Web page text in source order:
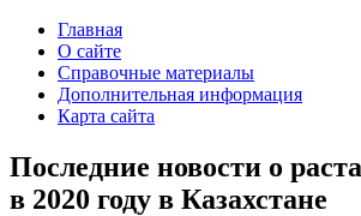
Главная
О сайте
Справочные материалы
Дополнительная информация
Карта сайта
Последние новости о
в 2020 году в Казахстане